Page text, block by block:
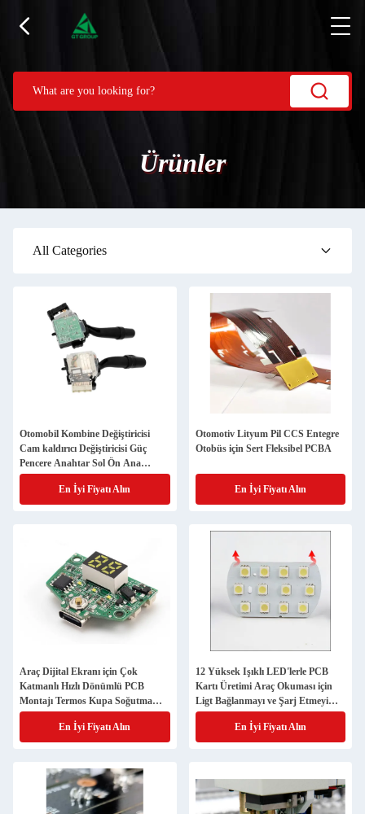
Ürünler
All Categories
Otomobil Kombine Değiştiricisi
Cam kaldırıcı Değiştiricisi Güç
Pencere Anahtar Sol Ön Ana
Sürücü Düğmesi Montajı
En İyi Fiyatı Alın
Otomotiv Lityum Pil CCS Entegre
Otobüs için Sert Fleksibel PCBA
En İyi Fiyatı Alın
Araç Dijital Ekranı için Çok
Katmanlı Hızlı Dönümlü PCB
Montajı Termos Kupa Soğutma
Kupa Araç Buzdolabı Kontrol
En İyi Fiyatı Alın
12 Yüksek Işıklı LED'lerle PCB
Kartı Üretimi Araç Okuması için
Ligt Bağlanmayı ve Şarj Etmeyi
Destekler
En İyi Fiyatı Alın